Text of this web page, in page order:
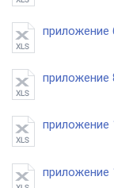
приложение
приложение
приложение
приложение